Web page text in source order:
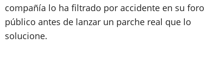
compañía lo ha filtrado por accidente en su foro
público antes de lanzar un parche real que lo
solucione.